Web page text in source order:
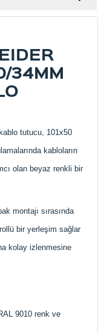
34MM
tutucu, 101x50
kabloların
olan beyaz renkli bir
montajı sırasında
bir yerleşim sağlar
kolay izlenmesine
9010 renk ve